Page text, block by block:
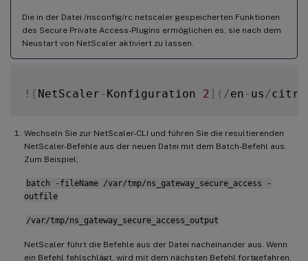
Die in der Datei /nsconfig/rc.netscaler gespeicherten Funktionen
des Secure Private Access-Plugins ermöglichen es, sie nach dem
Neustart von NetScaler aktiviert zu lassen.
! [ NetScaler - Konfiguration 2 ] ( /en - us /
Wechseln Sie zur NetScaler-CLI und führen Sie die resultierenden
NetScaler-Befehle aus der neuen Datei mit dem Batch-Befehl aus.
Zum Beispiel;
batch -fileName /var/tmp/ns_gateway_secure_access -
outfile
/var/tmp/ns_gateway_secure_access_output
NetScaler führt die Befehle aus der Datei nacheinander aus. Wenn
ein Befehl fehlschlägt, wird mit dem nächsten Befehl fortgefahren.